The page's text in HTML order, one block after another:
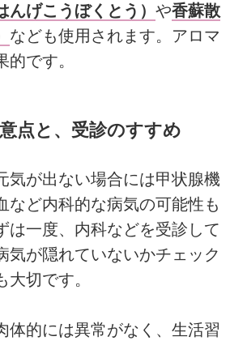
んげこうぼくとう） や香蘇散
なども使用されます。アロマ
的です。
点と、受診のすすめ
気が出ない場合には甲状腺機
など内科的な病気の可能性も
は一度、内科などを受診して
気が隠れていないかチェック
大切です。
体的には異常がなく、生活習